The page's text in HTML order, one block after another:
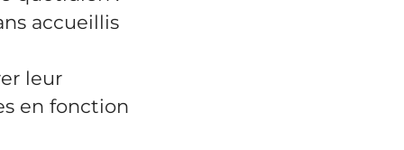
accueillis
leur
en fonction